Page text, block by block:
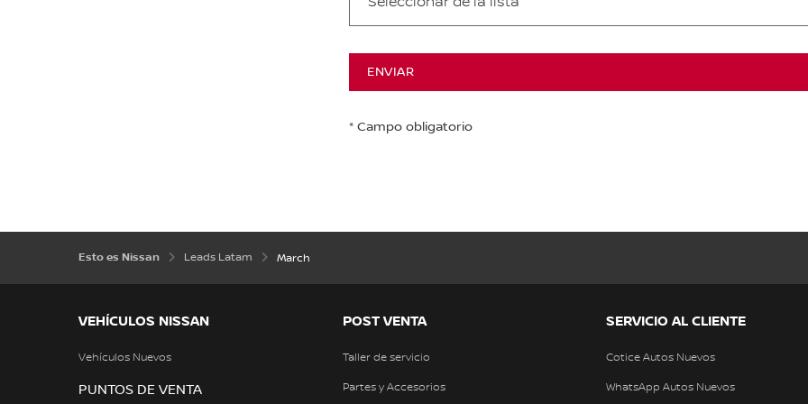
ENVIAR
* Campo obligatorio
Esto es Nissan Leads Latam March
VEHÍCULOS NISSAN
Vehículos Nuevos
PUNTOS DE VENTA
POST VENTA
Taller de servicio
Partes y Accesorios
SERVICIO AL CLIENTE
Cotice Autos Nuevos
WhatsApp Autos Nuevos